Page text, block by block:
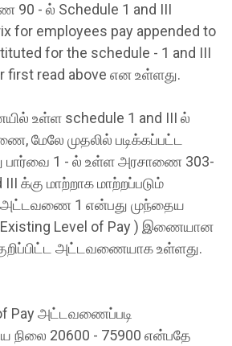
90 - ல் Schedule 1 and III
for employees pay appended to
for the schedule - 1 and III
first read above என உள்ளது.
உள்ள schedule 1 and III ல்
மேலே முதலில் படிக்கப்பட்ட
1 - ல் உள்ள அரசாணை 303-
க்கு மாற்றாக மாற்றப்படும்
அட்டவணை 1 என்பது முந்தைய
Level of Pay ) இணையான
அட்டவணையாக உள்ளது.
Pay அட்டவணைப்படி
நிலை 20600 - 75900 என்பதே